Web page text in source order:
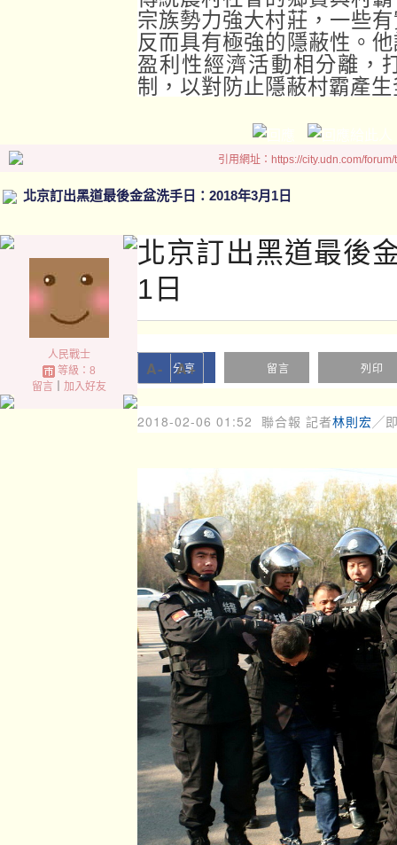
宗族勢力強大村莊，一些
反而具有極強的隱蔽性。
盈利性經濟活動相分離，
制，以對防止隱蔽村霸產
引用網址：https://city.udn.com/
北京訂出黑道最後金盆洗手日：2018年3月1日
人民戰士
等級：8
留言｜ 加入好友
北京訂出黑道最後
1日
分享 留言 列印
A- A+
2018-02-06 01:52 聯合報 記者林則宏╱